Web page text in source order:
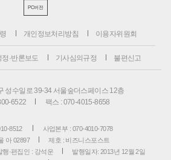
PC버전
개인정보처리방침 이용자위원회
정·반론보도 기사심의규정 불편신고
성수일로 39-34 서울숲더스페이스 12층
6522
팩스 : 070-4015-8658
8512
사업본부 : 070-4010-7078
아 02897
제호 : 비즈니스포스트
행·편집인 : 강석운
발행일자: 2013년 12월 2일